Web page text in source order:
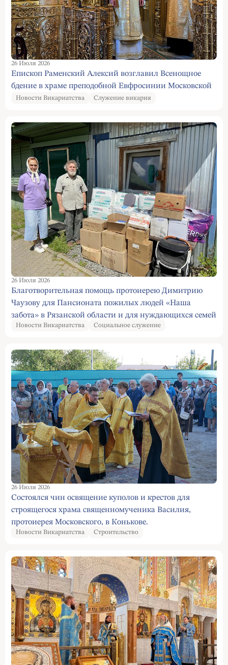
26 Июля 2026
Епископ Раменский Алексий возглавил Всенощное
бдение в храме преподобной Евфросинии Московской
Новости Викариатства Служение викария
26 Июля 2026
Благотворительная помощь протоиерею Димитрию
Чаузову для Пансионата пожилых людей «Наша
забота» в Рязанской области и для нуждающихся семей
с детьми
Новости Викариатства Социальное служение
26 Июля 2026
Cостоялся чин освящение куполов и крестов для
строящегося храма священномученика Василия,
протоиерея Московского, в Конькове.
Новости Викариатства Строительство